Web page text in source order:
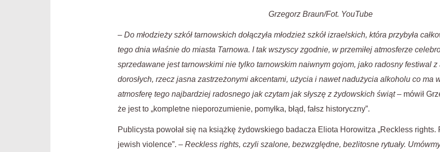
Grzegorz Braun/Fot. YouTube
– Do młodzieży szkół tarnowskich dołączyła młodzież szkół izraelskich, która przybyła
tego dnia właśnie do miasta Tarnowa. I tak wszyscy zgodnie, w przemiłej atmosferze
sprzedawane jest tarnowskimi nie tylko tarnowskim naiwnym gojom, jako radosny festiwal z
dorosłych, rzecz jasna zastrzeżonymi akcentami, użycia i nawet nadużycia alkoholu co ma
atmosferę tego najbardziej radosnego jak czytam jak słyszę z żydowskich świąt– mówił
że jest to „kompletne nieporozumienie, pomyłka, błąd, fałsz historyczny”.
Publicysta powołał się na książkę żydowskiego badacza Eliota Horowitza „Reckless
jewish violence”. – Reckless rights, czyli szalone, bezwzględne, bezlitosne rytuały.